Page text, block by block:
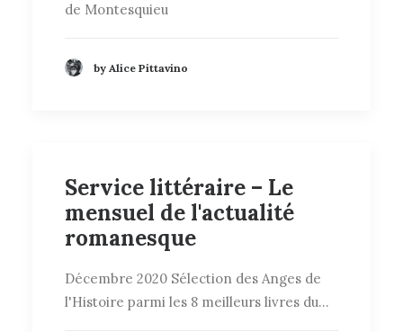
de Montesquieu
by Alice Pittavino
Service littéraire – Le
mensuel de l'actualité
romanesque
Décembre 2020 Sélection des Anges de
l'Histoire parmi les 8 meilleurs livres du…